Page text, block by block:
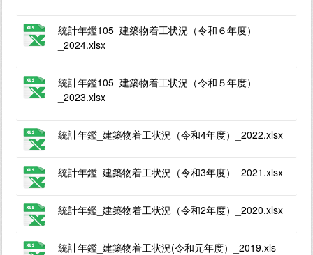
統計年鑑105_建築物着工状況（令和６年度）
_2024.xlsx
統計年鑑105_建築物着工状況（令和５年度）
_2023.xlsx
統計年鑑_建築物着工状況（令和4年度）_2022.xlsx
統計年鑑_建築物着工状況（令和3年度）_2021.xlsx
統計年鑑_建築物着工状況（令和2年度）_2020.xlsx
統計年鑑_建築物着工状況(令和元年度）_2019.xls